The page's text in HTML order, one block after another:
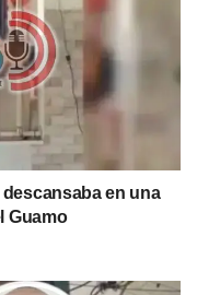
en una
Guamo